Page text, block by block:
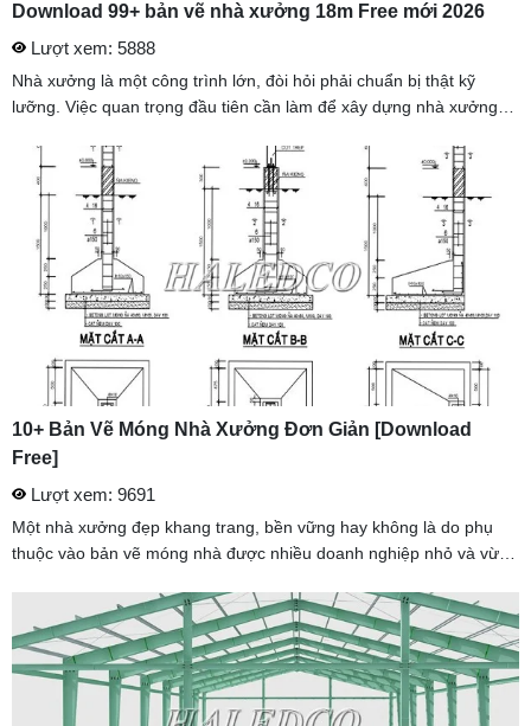
Download 99+ bản vẽ nhà xưởng 18m Free mới 2026
Lượt xem: 5888
Nhà xưởng là một công trình lớn, đòi hỏi phải chuẩn bị thật kỹ
lưỡng. Việc quan trọng đầu tiên cần làm để xây dựng nhà xưởng
10+ Bản Vẽ Móng Nhà Xưởng Đơn Giản [Download
Free]
Lượt xem: 9691
Một nhà xưởng đẹp khang trang, bền vững hay không là do phụ
thuộc vào bản vẽ móng nhà được nhiều doanh nghiệp nhỏ và vừa